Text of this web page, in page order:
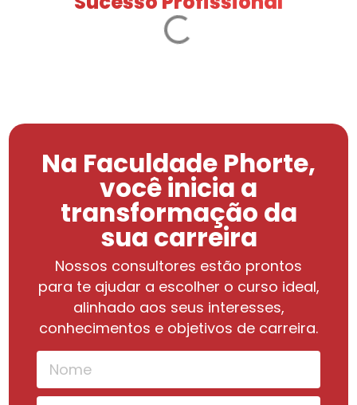
Na Faculdade Phorte,
você inicia a
transformação da
sua carreira
Nossos consultores estão prontos
para te ajudar a escolher o curso ideal,
alinhado aos seus interesses,
conhecimentos e objetivos de carreira.